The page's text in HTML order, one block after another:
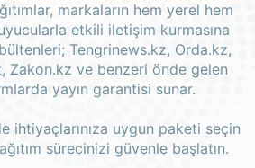
markaların hem yerel hem
etkili iletişim kurmasına
Tengrinews.kz, Orda.kz,
Zakon.kz ve benzeri önde gelen
yayın garantisi sunar.
ihtiyaçlarınıza uygun paketi seçin
sürecinizi güvenle başlatın.